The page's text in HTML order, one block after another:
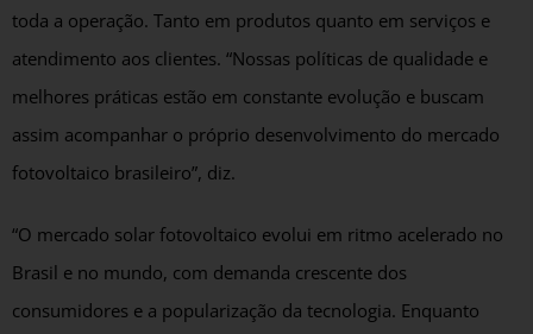
toda a operação. Tanto em produtos quanto em serviços e
atendimento aos clientes. “Nossas políticas de qualidade e
melhores práticas estão em constante evolução e buscam
assim acompanhar o próprio desenvolvimento do mercado
fotovoltaico brasileiro”, diz.
“O mercado solar fotovoltaico evolui em ritmo acelerado no
Brasil e no mundo, com demanda crescente dos
consumidores e a popularização da tecnologia. Enquanto